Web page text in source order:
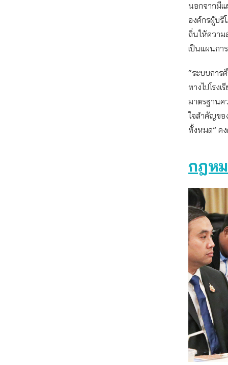
นอกจากมีแ
องค์กรผู้บริ
ถิ่นให้ความ
เป็นแผนกา
“ระบบการ
ทางไปโรง
มาตรฐานค
ใจสําคัญขอ
ทั้งหมด” ค
กฎห